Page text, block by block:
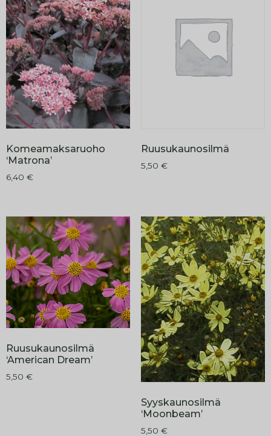
Komeamaksaruoho
‘Matrona’
6,40 €
Ruusukaunosilmä
5,50 €
Ruusukaunosilmä
‘American Dream’
5,50 €
Syyskaunosilmä
‘Moonbeam’
5,50 €